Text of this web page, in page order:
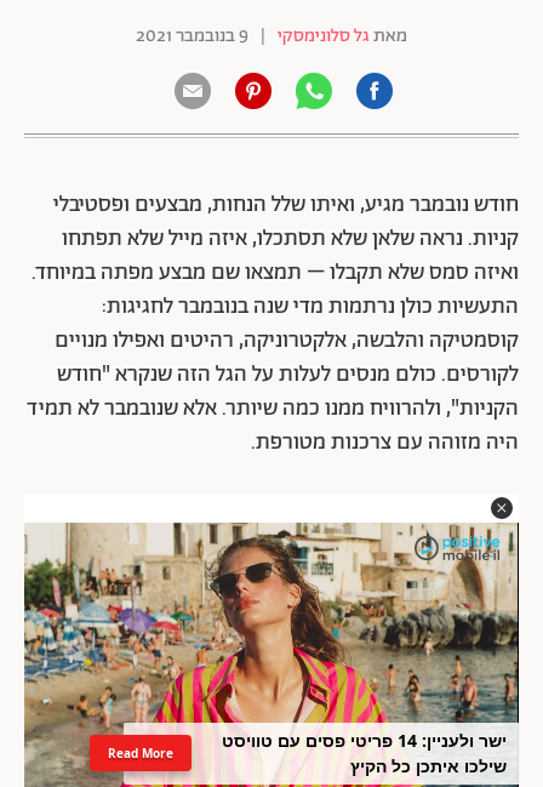
מאתגל סלונימסקי | 9 בנובמבר 2021
חודש נובמבר מגיע, ואיתו שלל הנחות, מבצעים ופסטיבלי
קניות. נראה שלאן שלא תסתכלו, איזה מייל שלא תפתחו
ואיזה סמס שלא תקבלו – תמצאו שם מבצע מפתה במיוחד.
התעשיות כולן נרתמות מדי שנה בנובמבר לחגיגות:
קוסמטיקה והלבשה, אלקטרוניקה, רהיטים ואפילו מנויים
לקורסים. כולם מנסים לעלות על הגל הזה שנקרא "חודש
הקניות", ולהרוויח ממנו כמה שיותר. אלא שנובמבר לא תמיד
היה מזוהה עם צרכנות מטורפת.
ישר ולעניין: 14 פריטי פסים עם טוויסט
שילכו איתכן כל הקיץ
Read More